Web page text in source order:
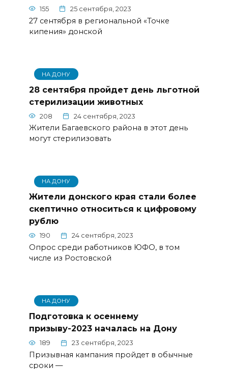
155 25 сентября, 2023
27 сентября в региональной «Точке
кипения» донской
НА ДОНУ
28 сентября пройдет день льготной
стерилизации животных
208 24 сентября, 2023
Жители Багаевского района в этот день
могут стерилизовать
НА ДОНУ
Жители донского края стали более
скептично относиться к цифровому
рублю
190 24 сентября, 2023
Опрос среди работников ЮФО, в том
числе из Ростовской
НА ДОНУ
Подготовка к осеннему
призыву-2023 началась на Дону
189 23 сентября, 2023
Призывная кампания пройдет в обычные
сроки —